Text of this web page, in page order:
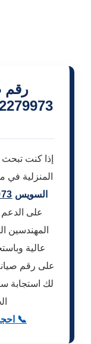
رقم
إذا كنت
المنزلية
السويس
على الدعم
المهندسين
عالية
لك استجابة
📞